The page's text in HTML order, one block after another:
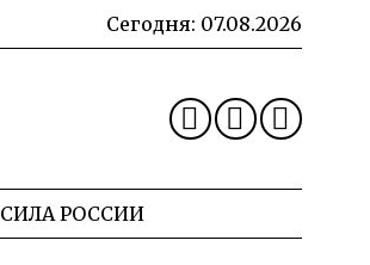
Сегодня: 07.08.2026
СИЛА РОССИИ